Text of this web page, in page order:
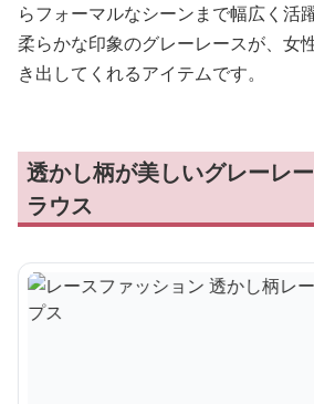
らフォーマルなシーンまで幅広く活
柔らかな印象のグレーレースが、女
き出してくれるアイテムです。
透かし柄が美しいグレーレ
ラウス